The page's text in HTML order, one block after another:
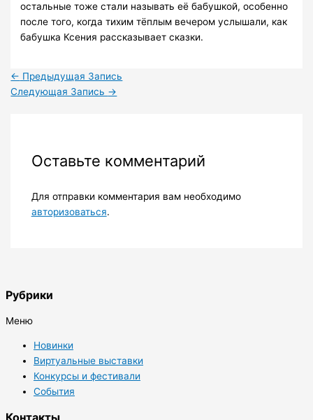
остальные тоже стали называть её бабушкой, особенно
после того, когда тихим тёплым вечером услышали, как
бабушка Ксения рассказывает сказки.
← Предыдущая Запись
Следующая Запись →
Оставьте комментарий
Для отправки комментария вам необходимо
авторизоваться.
Рубрики
Меню
Новинки
Виртуальные выставки
Конкурсы и фестивали
События